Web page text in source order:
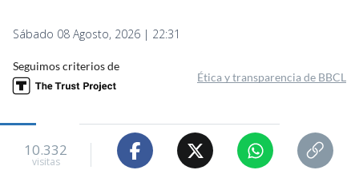
Sábado 08 Agosto, 2026 | 22:31
Seguimos criterios de
Ética y transparencia de BBCL
10.332
visitas